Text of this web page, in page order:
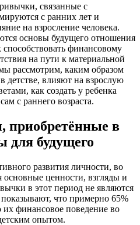
связанные с
с ранних лет и
на взросление человека.
основы будущего отношения
финансовому
на пути к материальной
рассмотрим, каким образом
влияют на взрослую
как создать у ребенка
с раннего возраста.
приобретённые в
для будущего
развития личности, во
ценности, взгляды и
в этот период не являются
что примерно 65%
финансовое поведение во
опытом.